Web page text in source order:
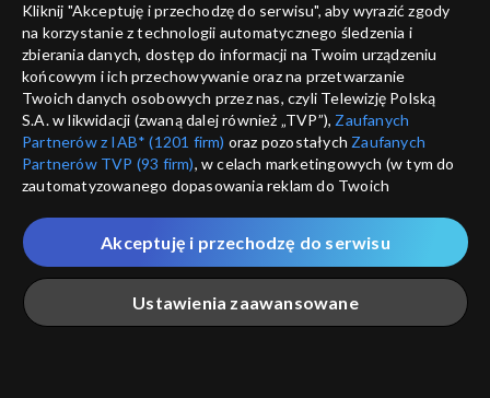
Trzeci punkt widzenia
14.03.2021
Trzeci punkt widzenia
07.03.2021
28.02.2021
Kliknij "Akceptuję i przechodzę do serwisu", aby wyrazić zgody
na korzystanie z technologii automatycznego śledzenia i
zbierania danych, dostęp do informacji na Twoim urządzeniu
końcowym i ich przechowywanie oraz na przetwarzanie
Twoich danych osobowych przez nas, czyli Telewizję Polską
S.A. w likwidacji (zwaną dalej również „TVP”), Zaufanych
Partnerów z IAB* (1201 firm) oraz pozostałych Zaufanych
Partnerów TVP (93 firm), w celach marketingowych (w tym do
zautomatyzowanego dopasowania reklam do Twoich
które wskazujemy poniżej, a także zgody na udostępnianie
przez nas identyfikatora PPID do Google.
Twoje dane osobowe zbierane podczas odwiedzania przez
Ciebie naszych
poszczególnych serwisówzwanych dalej
„Portalem”, w tym informacje zapisywane za pomocą
Ustawienia zaawansowane
Akceptuję i przechodzę do serwisu